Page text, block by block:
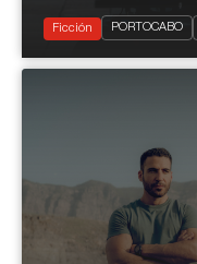
Drama
Ficción PORTOCABO